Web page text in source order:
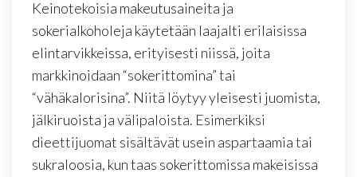
Keinotekoisia makeutusaineita ja
sokerialkoholeja käytetään laajalti erilaisissa
elintarvikkeissa, erityisesti niissä, joita
markkinoidaan “sokerittomina” tai
“vähäkalorisina”. Niitä löytyy yleisesti juomista,
jälkiruoista ja välipaloista. Esimerkiksi
dieettijuomat sisältävät usein aspartaamia tai
sukraloosia, kun taas sokerittomissa makeisissa